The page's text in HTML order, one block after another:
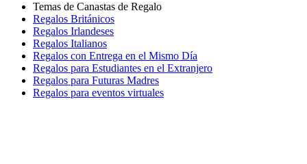
Temas de Canastas de Regalo
Regalos Británicos
Regalos Irlandeses
Regalos Italianos
Regalos con Entrega en el Mismo Día
Regalos para Estudiantes en el Extranjero
Regalos para Futuras Madres
Regalos para eventos virtuales